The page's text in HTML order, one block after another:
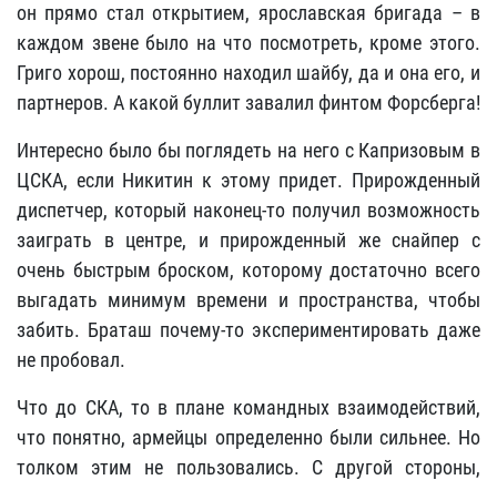
он прямо стал открытием, ярославская бригада – в
каждом звене было на что посмотреть, кроме этого.
Григо хорош, постоянно находил шайбу, да и она его, и
партнеров. А какой буллит завалил финтом Форсберга!
Интересно было бы поглядеть на него с Капризовым в
ЦСКА, если Никитин к этому придет. Прирожденный
диспетчер, который наконец-то получил возможность
заиграть в центре, и прирожденный же снайпер с
очень быстрым броском, которому достаточно всего
выгадать минимум времени и пространства, чтобы
забить. Браташ почему-то экспериментировать даже
не пробовал.
Что до СКА, то в плане командных взаимодействий,
что понятно, армейцы определенно были сильнее. Но
толком этим не пользовались. С другой стороны,